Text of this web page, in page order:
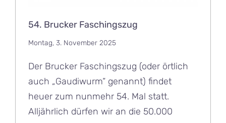
54. Brucker Faschingszug
Montag, 3. November 2025
Der Brucker Faschingszug (oder örtlich
auch „Gaudiwurm“ genannt) findet
heuer zum nunmehr 54. Mal statt.
Alljährlich dürfen wir an die 50.000